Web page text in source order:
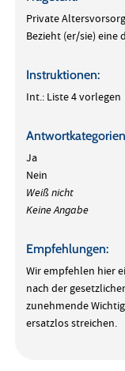
Private
Bezieht (er/sie) eine
Instruktionen:
Int.: Liste 4 vorlegen
Ja
Nein
Weiß nicht
Keine Angabe
Empfehlungen:
Wir empfehlen hier
nach der
zunehmende
ersatzlos streichen.